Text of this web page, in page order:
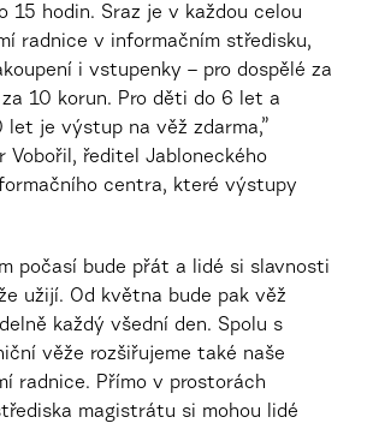
15 hodin. Sraz je v každou celou
radnice v informačním středisku,
i vstupenky – pro dospělé za
10 korun. Pro děti do 6 let a
let je výstup na věž zdarma,”
Vobořil, ředitel Jabloneckého
centra, které výstupy
počasí bude přát a lidé si slavnosti
užijí. Od května bude pak věž
každý všední den. Spolu s
věže rozšiřujeme také naše
radnice. Přímo v prostorách
magistrátu si mohou lidé